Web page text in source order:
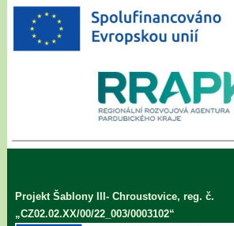
Projekt Šablony III- Chroustovice, reg. č.
„CZ02.02.XX/00/22_003/0003102“